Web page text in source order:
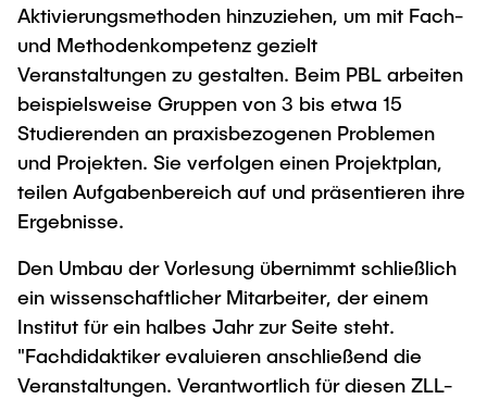
Aktivierungsmethoden hinzuziehen, um mit Fach-
und Methodenkompetenz gezielt
Veranstaltungen zu gestalten. Beim PBL arbeiten
beispielsweise Gruppen von 3 bis etwa 15
Studierenden an praxisbezogenen Problemen
und Projekten. Sie verfolgen einen Projektplan,
teilen Aufgabenbereich auf und präsentieren ihre
Ergebnisse.
Den Umbau der Vorlesung übernimmt schließlich
ein wissenschaftlicher Mitarbeiter, der einem
Institut für ein halbes Jahr zur Seite steht.
"Fachdidaktiker evaluieren anschließend die
Veranstaltungen. Verantwortlich für diesen ZLL-